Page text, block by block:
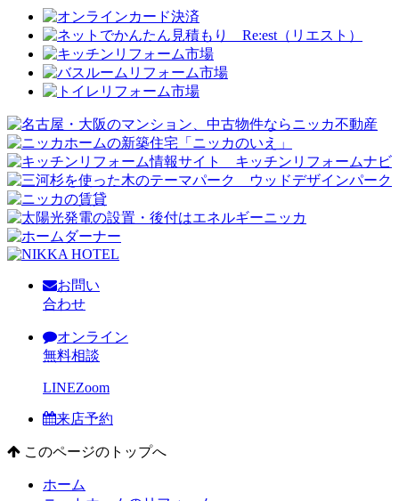
お問い
合わせ
オンライン
無料相談
LINEZoom
来店予約
このページのトップへ
ホーム